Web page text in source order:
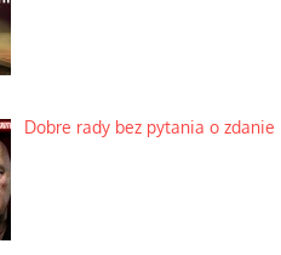
Dobre rady bez pytania o zdanie